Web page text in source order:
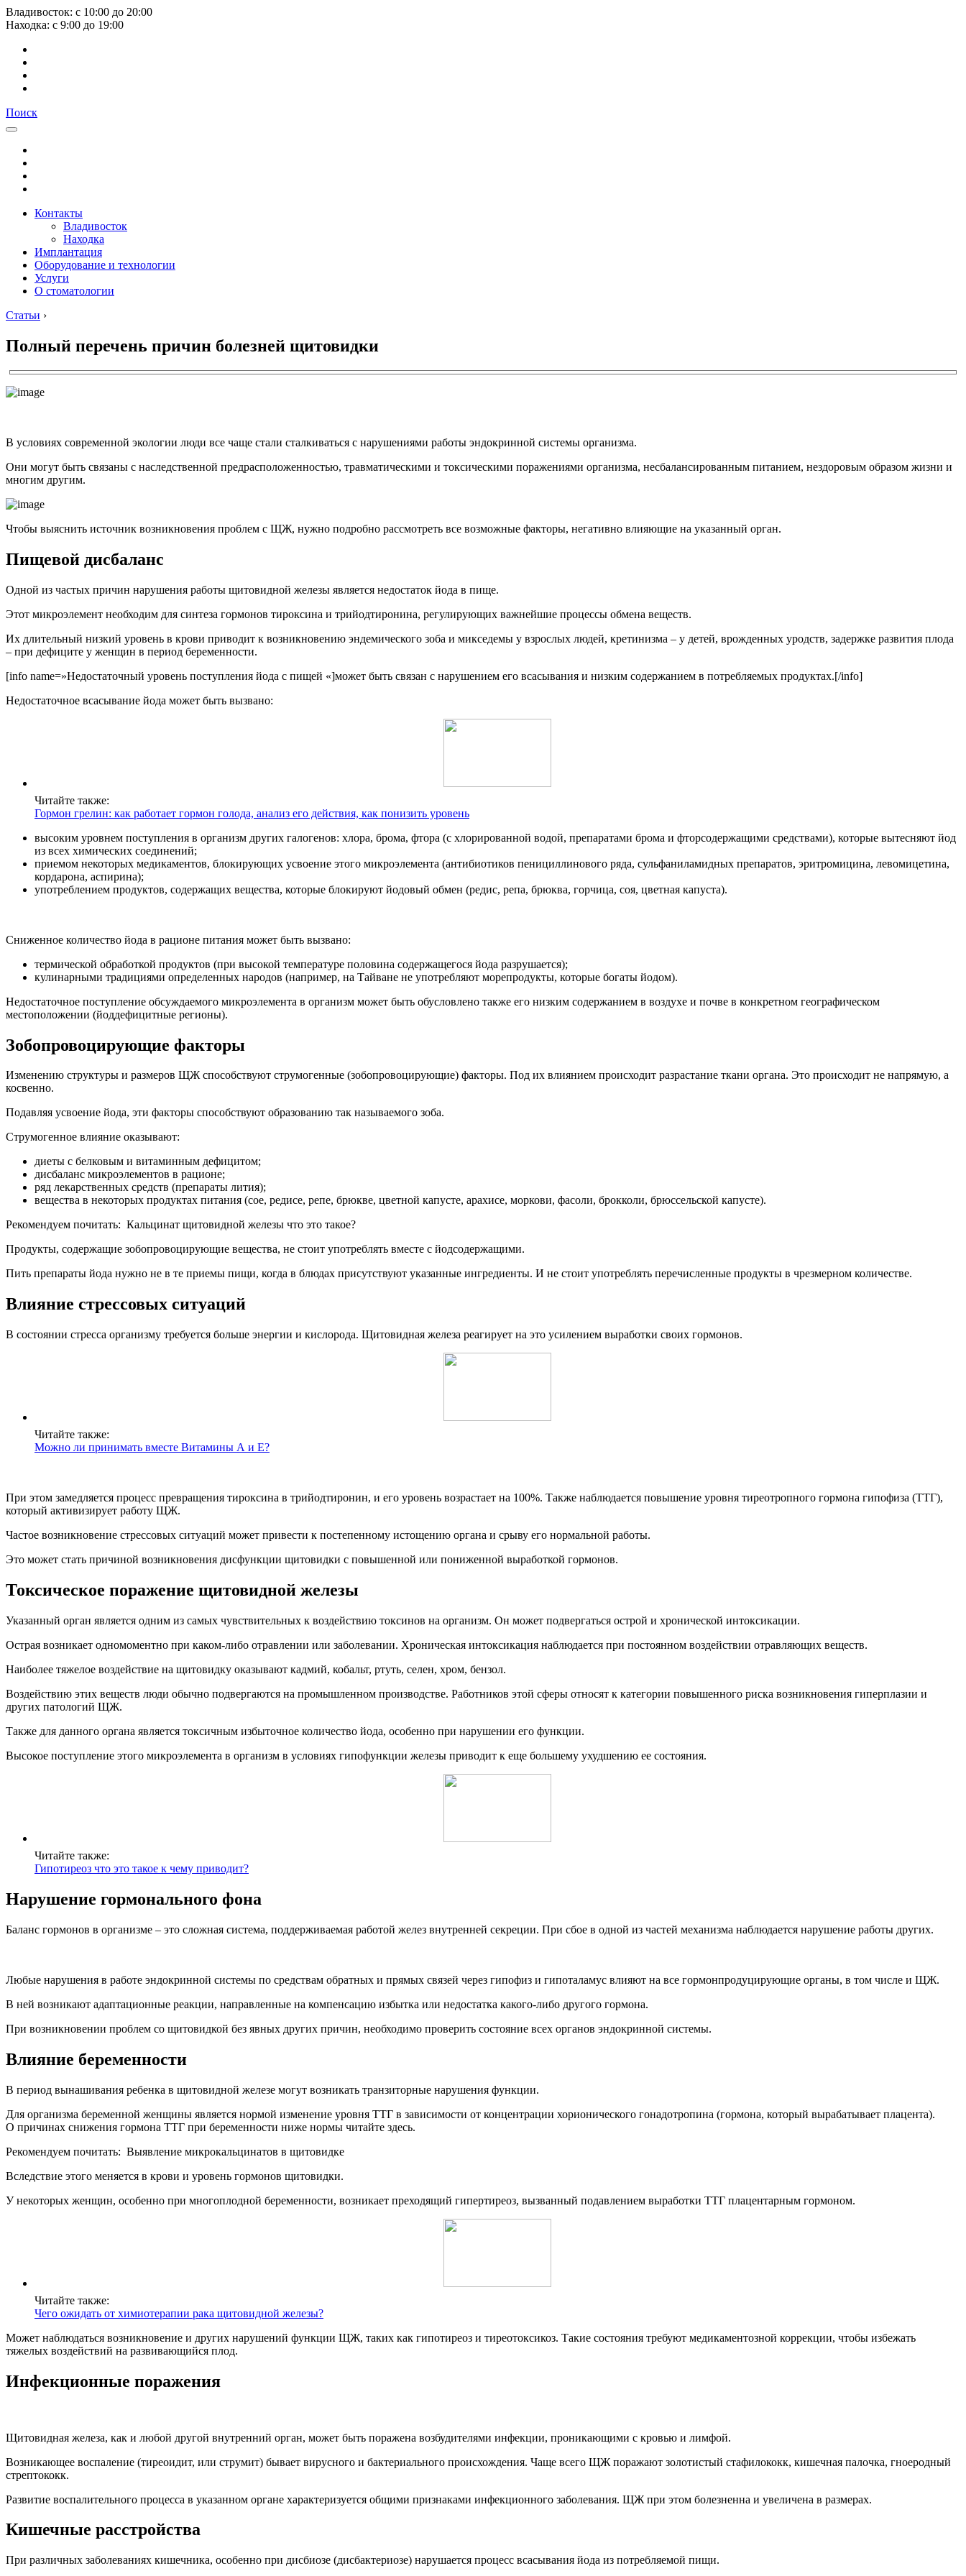
Владивосток: с 10:00 до 20:00
Находка: с 9:00 до 19:00
Поиск
Контакты
Владивосток
Находка
Имплантация
Оборудование и технологии
Услуги
О стоматологии
Статьи ›
Полный перечень причин болезней щитовидки
В условиях современной экологии люди все чаще стали сталкиваться с нарушениями работы эндокринной системы организма.
Они могут быть связаны с наследственной предрасположенностью, травматическими и токсическими поражениями организма, несбалансированным питанием, нездоровым образом жизни и
многим другим.
Чтобы выяснить источник возникновения проблем с ЩЖ, нужно подробно рассмотреть все возможные факторы, негативно влияющие на указанный орган.
Пищевой дисбаланс
Одной из частых причин нарушения работы щитовидной железы является недостаток йода в пище.
Этот микроэлемент необходим для синтеза гормонов тироксина и трийодтиронина, регулирующих важнейшие процессы обмена веществ.
Их длительный низкий уровень в крови приводит к возникновению эндемического зоба и микседемы у взрослых людей, кретинизма – у детей, врожденных уродств, задержке развития плода
– при дефиците у женщин в период беременности.
[info name=»Недостаточный уровень поступления йода с пищей «]может быть связан с нарушением его всасывания и низким содержанием в потребляемых продуктах.[/info]
Недостаточное всасывание йода может быть вызвано:
Читайте также:
Гормон грелин: как работает гормон голода, анализ его действия, как понизить уровень
высоким уровнем поступления в организм других галогенов: хлора, брома, фтора (с хлорированной водой, препаратами брома и фторсодержащими средствами), которые вытесняют йод
из всех химических соединений;
приемом некоторых медикаментов, блокирующих усвоение этого микроэлемента (антибиотиков пенициллинового ряда, сульфаниламидных препаратов, эритромицина, левомицетина,
кордарона, аспирина);
употреблением продуктов, содержащих вещества, которые блокируют йодовый обмен (редис, репа, брюква, горчица, соя, цветная капуста).
Сниженное количество йода в рационе питания может быть вызвано:
термической обработкой продуктов (при высокой температуре половина содержащегося йода разрушается);
кулинарными традициями определенных народов (например, на Тайване не употребляют морепродукты, которые богаты йодом).
Недостаточное поступление обсуждаемого микроэлемента в организм может быть обусловлено также его низким содержанием в воздухе и почве в конкретном географическом
местоположении (йоддефицитные регионы).
Зобопровоцирующие факторы
Изменению структуры и размеров ЩЖ способствуют струмогенные (зобопровоцирующие) факторы. Под их влиянием происходит разрастание ткани органа. Это происходит не напрямую, а
косвенно.
Подавляя усвоение йода, эти факторы способствуют образованию так называемого зоба.
Струмогенное влияние оказывают:
диеты с белковым и витаминным дефицитом;
дисбаланс микроэлементов в рационе;
ряд лекарственных средств (препараты лития);
вещества в некоторых продуктах питания (сое, редисе, репе, брюкве, цветной капусте, арахисе, моркови, фасоли, брокколи, брюссельской капусте).
Рекомендуем почитать: Кальцинат щитовидной железы что это такое?
Продукты, содержащие зобопровоцирующие вещества, не стоит употреблять вместе с йодсодержащими.
Пить препараты йода нужно не в те приемы пищи, когда в блюдах присутствуют указанные ингредиенты. И не стоит употреблять перечисленные продукты в чрезмерном количестве.
Влияние стрессовых ситуаций
В состоянии стресса организму требуется больше энергии и кислорода. Щитовидная железа реагирует на это усилением выработки своих гормонов.
Читайте также:
Можно ли принимать вместе Витамины А и Е?
При этом замедляется процесс превращения тироксина в трийодтиронин, и его уровень возрастает на 100%. Также наблюдается повышение уровня тиреотропного гормона гипофиза (ТТГ),
который активизирует работу ЩЖ.
Частое возникновение стрессовых ситуаций может привести к постепенному истощению органа и срыву его нормальной работы.
Это может стать причиной возникновения дисфункции щитовидки с повышенной или пониженной выработкой гормонов.
Токсическое поражение щитовидной железы
Указанный орган является одним из самых чувствительных к воздействию токсинов на организм. Он может подвергаться острой и хронической интоксикации.
Острая возникает одномоментно при каком-либо отравлении или заболевании. Хроническая интоксикация наблюдается при постоянном воздействии отравляющих веществ.
Наиболее тяжелое воздействие на щитовидку оказывают кадмий, кобальт, ртуть, селен, хром, бензол.
Воздействию этих веществ люди обычно подвергаются на промышленном производстве. Работников этой сферы относят к категории повышенного риска возникновения гиперплазии и
других патологий ЩЖ.
Также для данного органа является токсичным избыточное количество йода, особенно при нарушении его функции.
Высокое поступление этого микроэлемента в организм в условиях гипофункции железы приводит к еще большему ухудшению ее состояния.
Читайте также:
Гипотиреоз что это такое к чему приводит?
Нарушение гормонального фона
Баланс гормонов в организме – это сложная система, поддерживаемая работой желез внутренней секреции. При сбое в одной из частей механизма наблюдается нарушение работы других.
Любые нарушения в работе эндокринной системы по средствам обратных и прямых связей через гипофиз и гипоталамус влияют на все гормонпродуцирующие органы, в том числе и ЩЖ.
В ней возникают адаптационные реакции, направленные на компенсацию избытка или недостатка какого-либо другого гормона.
При возникновении проблем со щитовидкой без явных других причин, необходимо проверить состояние всех органов эндокринной системы.
Влияние беременности
В период вынашивания ребенка в щитовидной железе могут возникать транзиторные нарушения функции.
Для организма беременной женщины является нормой изменение уровня ТТГ в зависимости от концентрации хорионического гонадотропина (гормона, который вырабатывает плацента).
О причинах снижения гормона ТТГ при беременности ниже нормы читайте здесь.
Рекомендуем почитать: Выявление микрокальцинатов в щитовидке
Вследствие этого меняется в крови и уровень гормонов щитовидки.
У некоторых женщин, особенно при многоплодной беременности, возникает преходящий гипертиреоз, вызванный подавлением выработки ТТГ плацентарным гормоном.
Читайте также:
Чего ожидать от химиотерапии рака щитовидной железы?
Может наблюдаться возникновение и других нарушений функции ЩЖ, таких как гипотиреоз и тиреотоксикоз. Такие состояния требуют медикаментозной коррекции, чтобы избежать
тяжелых воздействий на развивающийся плод.
Инфекционные поражения
Щитовидная железа, как и любой другой внутренний орган, может быть поражена возбудителями инфекции, проникающими с кровью и лимфой.
Возникающее воспаление (тиреоидит, или струмит) бывает вирусного и бактериального происхождения. Чаще всего ЩЖ поражают золотистый стафилококк, кишечная палочка, гноеродный
стрептококк.
Развитие воспалительного процесса в указанном органе характеризуется общими признаками инфекционного заболевания. ЩЖ при этом болезненна и увеличена в размерах.
Кишечные расстройства
При различных заболеваниях кишечника, особенно при дисбиозе (дисбактериозе) нарушается процесс всасывания йода из потребляемой пищи.